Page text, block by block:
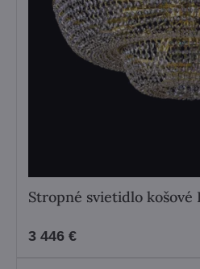
Stropné svietidlo košové
3 446 €